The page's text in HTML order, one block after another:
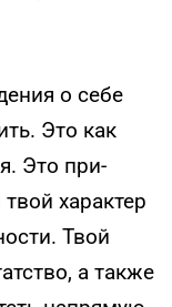
о себе
Это как
Это при­
характер
Твой
а также